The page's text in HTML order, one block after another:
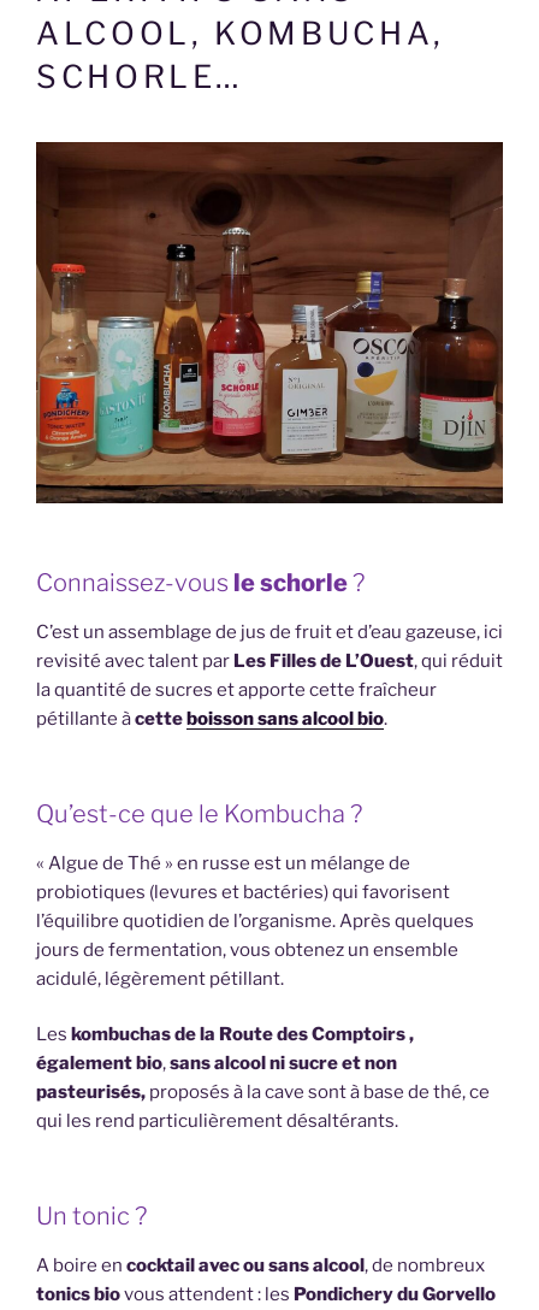
ALCOOL, KOMBUCHA,
SCHORLE…
Connaissez-vous le schorle?
C’est un assemblage de jus de fruit et d’eau gazeuse, ici
revisité avec talent par Les Filles de L’Ouest, qui réduit
la quantité de sucres et apporte cette fraîcheur
pétillante àcetteboisson sans alcool bio.
Qu’est-ce que le Kombucha ?
« Algue de Thé » en russe est un mélange de
probiotiques (levures et bactéries) qui favorisent
l’équilibre quotidien de l’organisme. Après quelques
jours de fermentation, vous obtenez un ensemble
acidulé, légèrement pétillant.
Les kombuchas de la Route des Comptoirs ,
également bio,sans alcool ni sucre et non
pasteurisés, proposés à la cave sont à base de thé, ce
qui les rend particulièrement désaltérants.
Un tonic ?
A boire en cocktail avec ou sans alcool, de nombreux
tonics biovous attendent : les Pondichery du Gorvello